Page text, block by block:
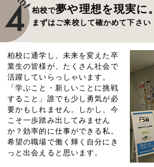
柏校で夢や理想を現実に。
まずはご来校して確かめて下さい
柏校に通学し、未来を変えた卒
業生の皆様が、たくさん社会で
活躍していらっしゃいます。
「学ぶこと・新しいことに挑戦
すること」誰でも少し勇気が必
要かもしれません。しかし、今
こそ一歩踏み出してみません
か？効率的に仕事ができる私。
希望の職場で働く輝く自分にき
っと出会えると思います。